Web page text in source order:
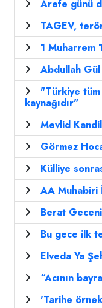
Arefe günü
TAGEV,
1 Muharrem
Abdullah
"Türkiye
kaynağıdır"
Mevlid
Görmez
Külliye
AA Muhabiri
Berat
Bu gece ilk
Elveda Ya
“Acının
'Tarihe